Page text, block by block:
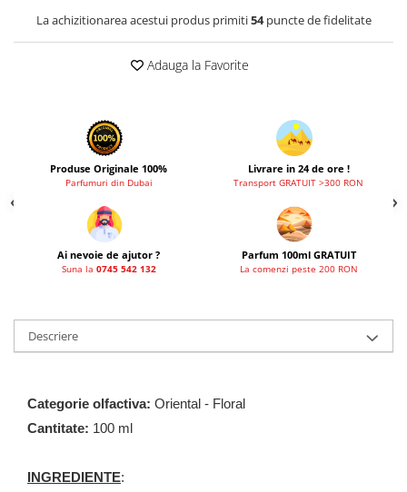
La achizitionarea acestui produs primiti54puncte de fidelitate
Adauga la Favorite
Produse Originale 100%
Parfumuri din Dubai
Livrare in 24 de ore !
Transport GRATUIT >300 RON
Ai nevoie de ajutor ?
Suna la 0745 542 132
Parfum 100ml GRATUIT
La comenzi peste 200 RON
Descriere
Categorie olfactiva: Oriental - Floral
Cantitate: 100 ml
INGREDIENTE: